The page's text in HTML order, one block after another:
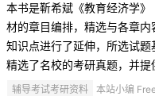
本书是靳希斌《教育经济学
材的章目编排，精选与各章
知识点进行了延伸，所选试
精选了名校的考研真题，并提
辅导考试考研资料 本站小编